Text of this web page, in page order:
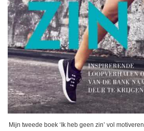
Mijn tweede boek ‘Ik heb geen zin’ vol